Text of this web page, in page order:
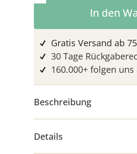
Produkt Anzahl:
In den
Gratis Versand ab
30 Tage
160.000+ folgen
Beschreibung
Details